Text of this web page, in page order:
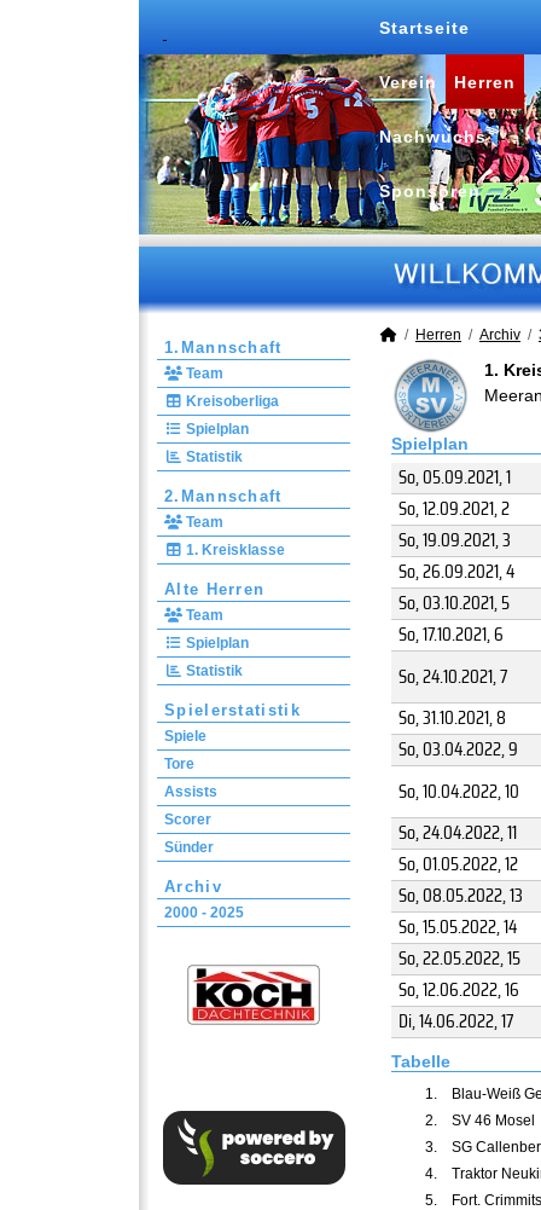
Startseite
Verein Herren
Nachwuchs
Sponsoren
1.Mannschaft
Team
Kreisoberliga
Spielplan
Statistik
2.Mannschaft
Team
1. Kreisklasse
Alte Herren
Team
Spielplan
Statistik
Spielerstatistik
Spiele
Tore
Assists
Scorer
Sünder
Archiv
2000 - 2025
Herren Archiv
1.
Spielplan
So, 05.09.2021, 1
So, 12.09.2021, 2
So, 19.09.2021, 3
So, 26.09.2021, 4
So, 03.10.2021, 5
So, 17.10.2021, 6
So, 24.10.2021, 7
So, 31.10.2021, 8
So, 03.04.2022, 9
So, 10.04.2022, 10
So, 24.04.2022, 11
So, 01.05.2022, 12
So, 08.05.2022, 13
So, 15.05.2022, 14
So, 22.05.2022, 15
So, 12.06.2022, 16
Di, 14.06.2022, 17
Tabelle
1.
Blau-Weiß
2.
SV 46 Mosel
3.
SG
4.
Traktor
5.
Fort.